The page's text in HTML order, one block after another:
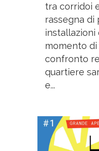
tra corridoi
rassegna di
installazioni
momento
confronto
quartiere
e...